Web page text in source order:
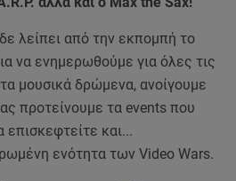
λείπει από την εκπομπή το
να ενημερωθούμε για όλες τις
μουσικά δρώμενα, ανοίγουμε
προτείνουμε τα events που
και...
ενότητα των Video Wars.